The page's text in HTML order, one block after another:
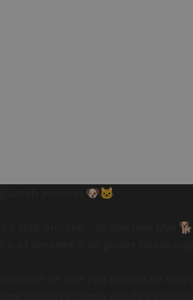
🐶🐱
il tète encore... la chienne Mia 🐕 !